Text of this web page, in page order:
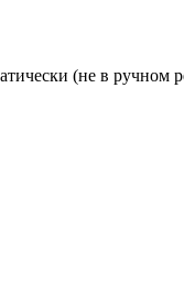
(не в ручном